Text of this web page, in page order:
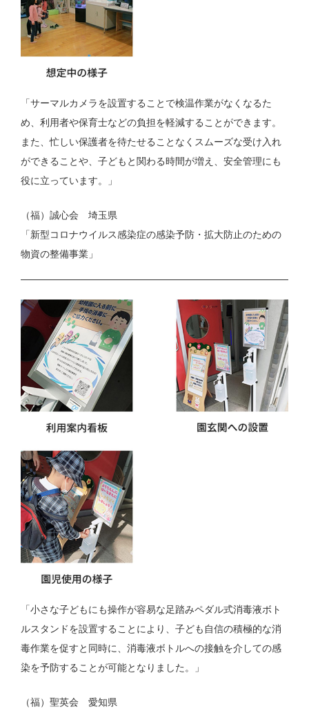
「サーマルカメラを設置することで検温作業がなくなるた
め、利用者や保育士などの負担を軽減することができます。
また、忙しい保護者を待たせることなくスムーズな受け入れ
ができることや、子どもと関わる時間が増え、安全管理にも
役に立っています。」
（福）誠心会 埼玉県
「新型コロナウイルス感染症の感染予防・拡大防止のための
物資の整備事業」
「小さな子どもにも操作が容易な足踏みペダル式消毒液ボト
ルスタンドを設置することにより、子ども自信の積極的な消
毒作業を促すと同時に、消毒液ボトルへの接触を介しての感
染を予防することが可能となりました。」
（福）聖英会 愛知県